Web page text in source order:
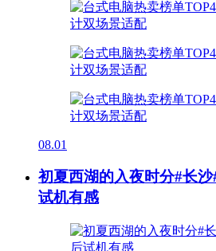
08.01
初夏西湖的入夜时分#长
试机有感